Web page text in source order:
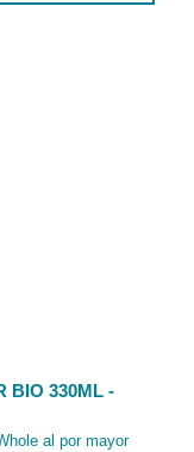
BIO 330ML -
al por mayor